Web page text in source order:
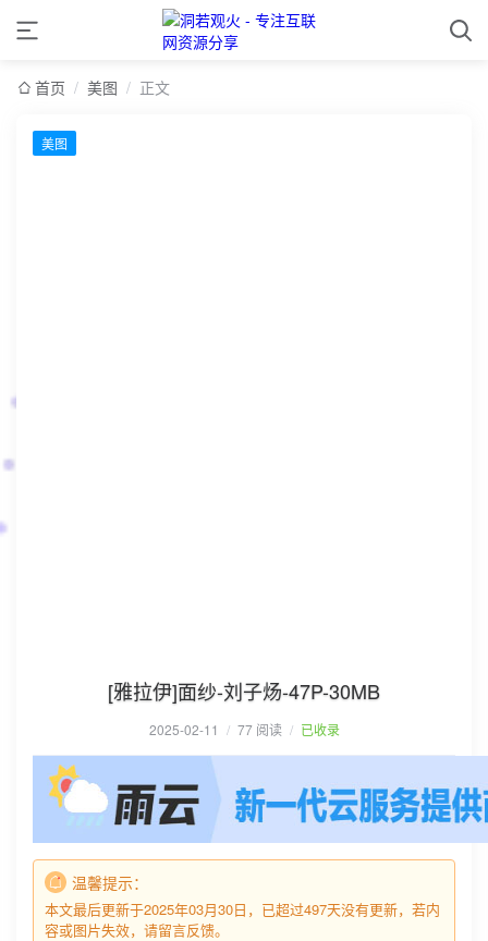
首页 / 美图 / 正文
美图
[雅拉伊]面纱-刘子炀-47P-30MB
2025-02-11 / 77 阅读 / 已收录
温馨提示：
本文最后更新于2025年03月30日，已超过497天没有更新，若内
容或图片失效，请留言反馈。